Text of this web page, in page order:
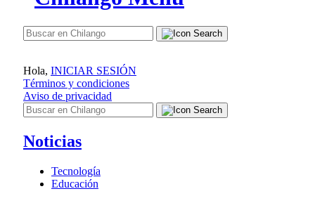
Hola, INICIAR SESIÓN
Términos y condiciones
Aviso de privacidad
Noticias
Tecnología
Educación